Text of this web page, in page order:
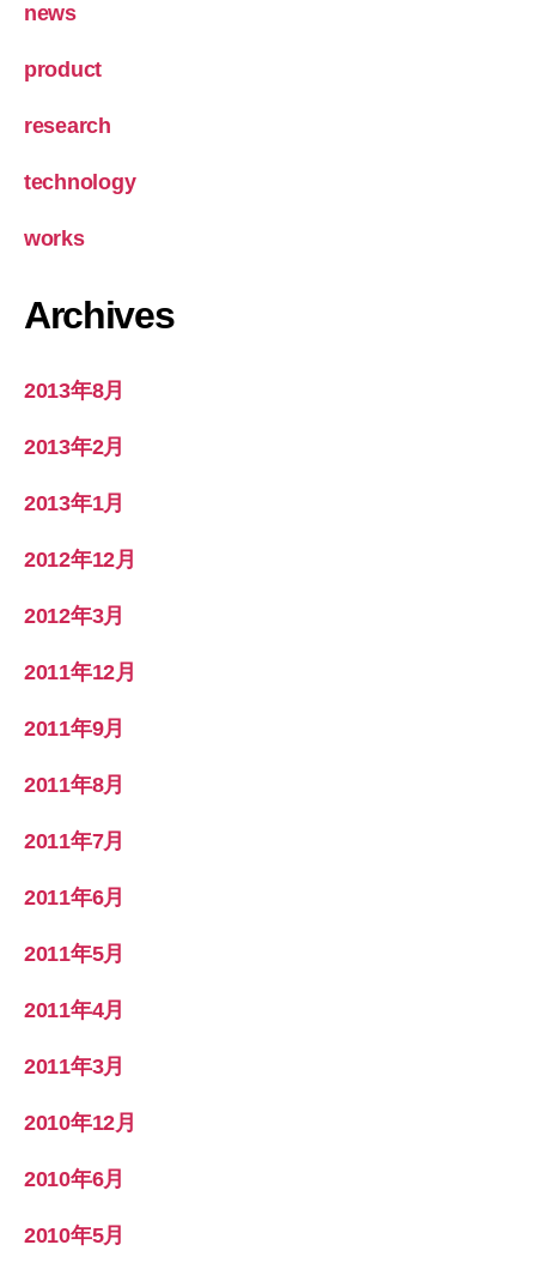
news
product
research
technology
works
Archives
2013年8月
2013年2月
2013年1月
2012年12月
2012年3月
2011年12月
2011年9月
2011年8月
2011年7月
2011年6月
2011年5月
2011年4月
2011年3月
2010年12月
2010年6月
2010年5月